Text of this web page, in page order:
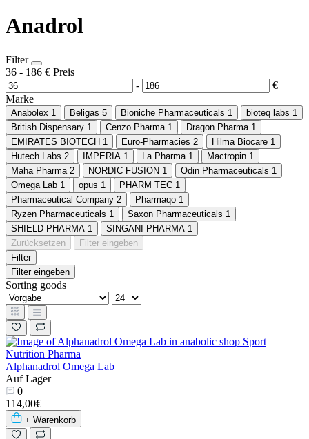
Anadrol
Filter
36 - 186 € Preis
-
€
Marke
Anabolex 1 Beligas 5 Bioniche Pharmaceuticals 1 bioteq labs 1
British Dispensary 1 Cenzo Pharma 1 Dragon Pharma 1
EMIRATES BIOTECH 1 Euro-Pharmacies 2 Hilma Biocare 1
Hutech Labs 2 IMPERIA 1 La Pharma 1 Mactropin 1
Maha Pharma 2 NORDIC FUSION 1 Odin Pharmaceuticals 1
Omega Lab 1 opus 1 PHARM TEC 1
Pharmaceutical Company 2 Pharmaqo 1
Ryzen Pharmaceuticals 1 Saxon Pharmaceuticals 1
SHIELD PHARMA 1 SINGANI PHARMA 1
Zurücksetzen
Filter eingeben
Filter
Filter eingeben
Sorting goods
Alphanadrol Omega Lab
Auf Lager
0
114,00€
+ Warenkorb